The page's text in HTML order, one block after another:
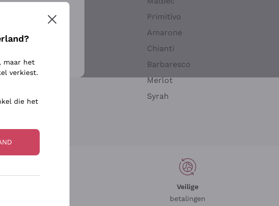
Chardonnay
Sauvignon
Primitivo
Amarone
Chianti
Barbaresco
Merlot
Syrah
Veilige
betalingen
maar het
verkiest.
die het